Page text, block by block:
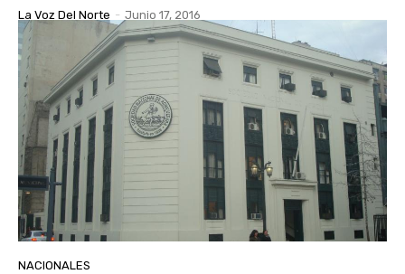
La Voz Del Norte - Junio 17, 2016
NACIONALES